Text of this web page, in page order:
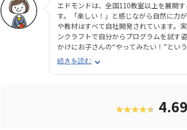
エドモンドは、全国110教室以上を展開
す。「楽しい！」と感じながら自然に力
や教材はすべて自社開発されています。
ンクラフトで自分からプログラムを試す
かけにお子さんの“やってみたい！”とい
は2種類。パソコンに初めて触れるお子さ
ルプログラミングでマウス操作やタイピ
世界でキャラクター「エージェント」に
ジをクリアしていく中で、関数や条件分
続きを読む
★★★★★ 4.69